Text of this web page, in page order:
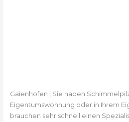
Gaienhofen | Sie haben
Eigentumswohnung oder in Ihrem
brauchen sehr schnell einen